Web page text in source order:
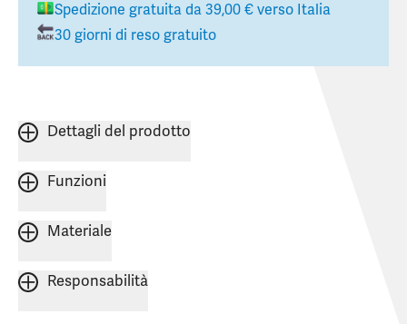
Spedizione gratuita da 39,00 € verso Italia
30 giorni di reso gratuito
Dettagli del prodotto
Funzioni
Materiale
Responsabilità